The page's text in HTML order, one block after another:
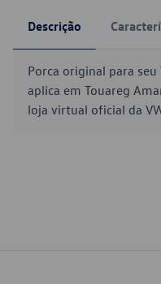
Descrição
Porca original para
aplica em Touareg
loja virtual oficial da